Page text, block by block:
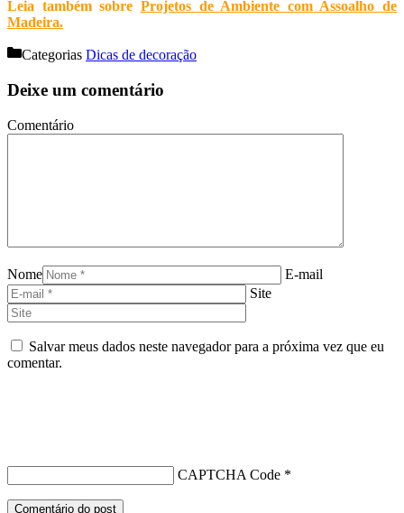
Leia também sobre Projetos de Ambiente com Assoalho de
Madeira.
Categorias Dicas de decoração
Deixe um comentário
Comentário
Nome
E-mail
Site
Salvar meus dados neste navegador para a próxima vez que eu
comentar.
CAPTCHA Code *